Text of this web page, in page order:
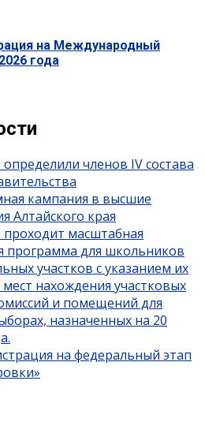
на Международный
года
членов IV состава
кампания в высшие
Алтайского края
масштабная
программа для школьников
участков с указанием их
нахождения участковых
и помещений для
назначенных на 20
на федеральный этап